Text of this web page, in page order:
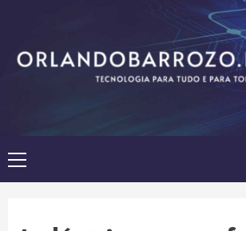
content
Primary
Menu